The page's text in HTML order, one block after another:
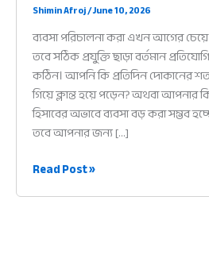
Shimin Afroj/June 10, 2026
ব্যবসা পরিচালনা করা এখন আগের
তবে সঠিক প্রযুক্তি ছাড়া বর্তমান
কঠিন। আপনি কি প্রতিদিন দোকানের
গিয়ে ক্লান্ত হয়ে পড়েন? অথবা আপনার
হিসাবের অভাবে ব্যবসা বড় করা সম্ভব
তবে আপনার জন্য […]
স্টক
Read Post »